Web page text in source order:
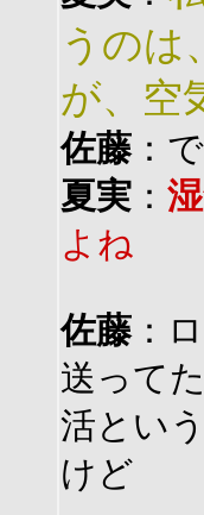
うのは
が、空
佐藤：
夏実 ：
よね
佐藤：
送って
活とい
けど